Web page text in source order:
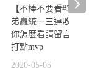
【不棒不要看#31】
弟贏統一三連敗｜
你怎麼看請留言｜
打點mvp
2020-05-05